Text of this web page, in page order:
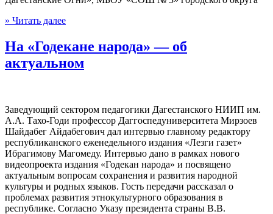
» Читать далее
На «Годекане народа» — об
актуальном
Заведующий сектором педагогики Дагестанского НИИП им.
А.А. Тахо-Годи профессор Даггоспедуниверситета Мирзоев
Шайдабег Айдабегович дал интервью главному редактору
республиканского еженедельного издания «Лезги газет»
Ибрагимову Магомеду. Интервью дано в рамках нового
видеопроекта издания «Годекан народа» и посвящено
актуальным вопросам сохранения и развития народной
культуры и родных языков. Гость передачи рассказал о
проблемах развития этнокультурного образования в
республике. Согласно Указу президента страны В.В.